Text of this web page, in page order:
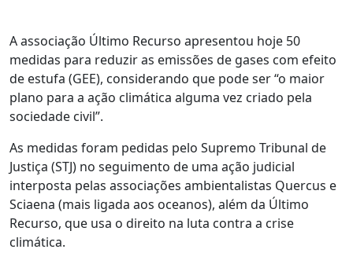
A associação Último Recurso apresentou hoje 50
medidas para reduzir as emissões de gases com efeito
de estufa (GEE), considerando que pode ser “o maior
plano para a ação climática alguma vez criado pela
sociedade civil”.
As medidas foram pedidas pelo Supremo Tribunal de
Justiça (STJ) no seguimento de uma ação judicial
interposta pelas associações ambientalistas Quercus e
Sciaena (mais ligada aos oceanos), além da Último
Recurso, que usa o direito na luta contra a crise
climática.